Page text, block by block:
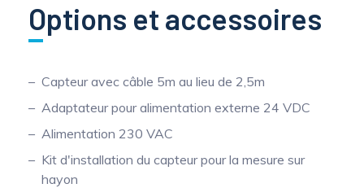
Options et accessoires
Capteur avec câble 5m au lieu de 2,5m
Adaptateur pour alimentation externe 24 VDC
Alimentation 230 VAC
Kit d'installation du capteur pour la mesure sur
hayon